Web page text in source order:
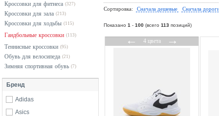
Кроссовки для фитнеса (327)
Кроссовки для зала (213)
Кроссовки для ходьбы (115)
Гандбольные кроссовки (113)
Теннисные кроссовки (95)
Обувь для велосипеда (21)
Зимняя спортивная обувь (7)
Бренд
Adidas
Asics
Сортировка: Сначала дешевые Сначала
Показано 1 - 100 (всего 113 позиций)
←4 цвета→